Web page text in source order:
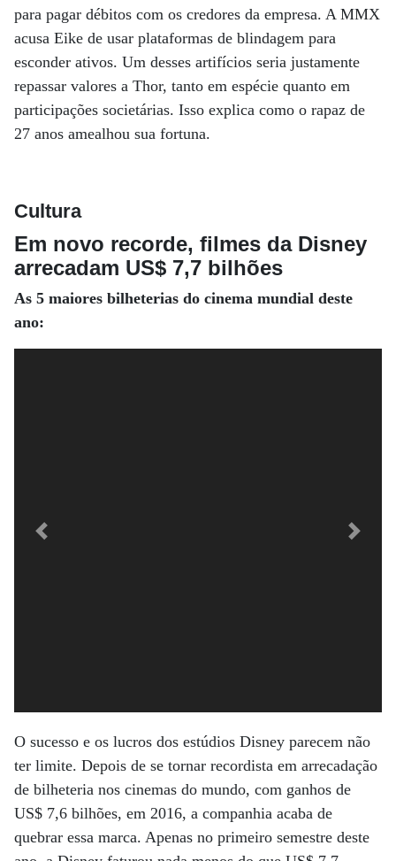
para pagar débitos com os credores da empresa. A MMX
acusa Eike de usar plataformas de blindagem para
esconder ativos. Um desses artifícios seria justamente
repassar valores a Thor, tanto em espécie quanto em
participações societárias. Isso explica como o rapaz de
27 anos amealhou sua fortuna.
Cultura
Em novo recorde, filmes da Disney
arrecadam US$ 7,7 bilhões
As 5 maiores bilheterias do cinema mundial deste
ano:
Previous Next
O sucesso e os lucros dos estúdios Disney parecem não
ter limite. Depois de se tornar recordista em arrecadação
de bilheteria nos cinemas do mundo, com ganhos de
US$ 7,6 bilhões, em 2016, a companhia acaba de
quebrar essa marca. Apenas no primeiro semestre deste